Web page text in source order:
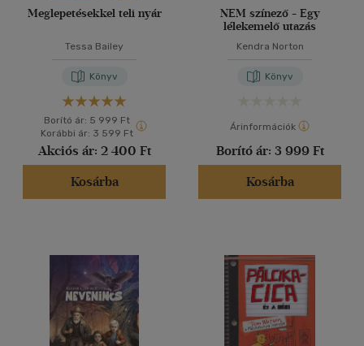
Meglepetésekkel teli nyár
Tessa Bailey
Könyv
Borító ár: 5 999 Ft
Korábbi ár: 3 599 Ft
Akciós ár: 2 400 Ft
Kosárba
NEM színező - Egy
lélekemelő utazás
Kendra Norton
Könyv
Árinformációk
Borító ár: 3 999 Ft
Kosárba